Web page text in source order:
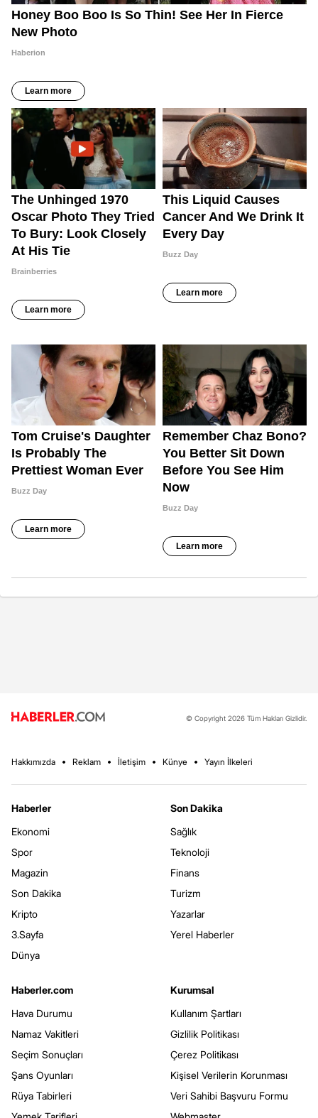
© Copyright 2026 Tüm Hakları Gizlidir.
Hakkımızda Reklam İletişim Künye Yayın İlkeleri
Haberler
Ekonomi
Spor
Magazin
Son Dakika
Kripto
3.Sayfa
Dünya
Son Dakika
Sağlık
Teknoloji
Finans
Turizm
Yazarlar
Yerel Haberler
Haberler.com
Hava Durumu
Namaz Vakitleri
Seçim Sonuçları
Şans Oyunları
Rüya Tabirleri
Kurumsal
Kullanım Şartları
Gizlilik Politikası
Çerez Politikası
Kişisel Verilerin Korunması
Veri Sahibi Başvuru Formu